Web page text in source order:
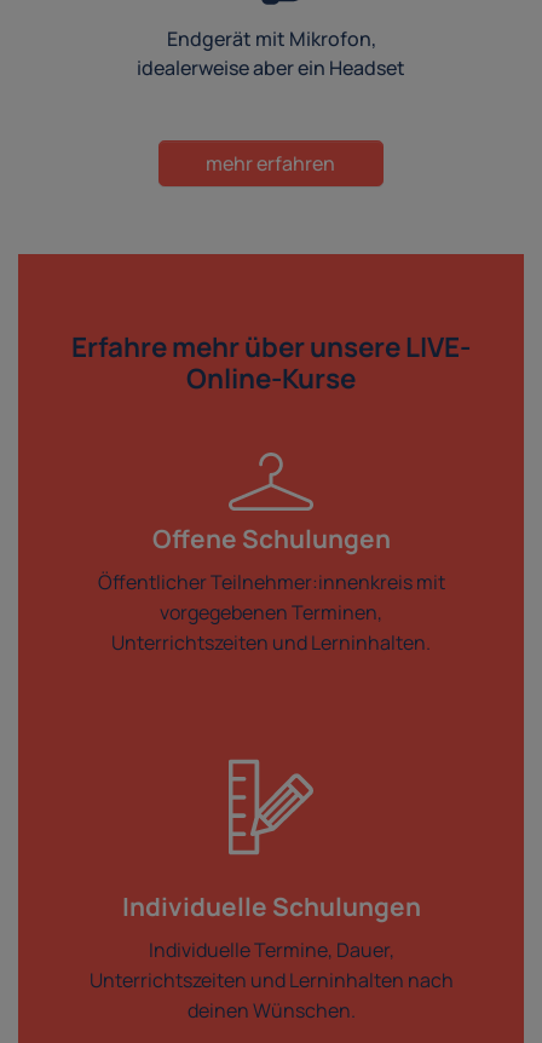
Endgerät mit Mikrofon,
idealerweise aber ein Headset
mehr erfahren
Erfahre mehr überunsere LIVE-
Online-Kurse
Offene Schulungen
Öffentlicher Teilnehmer:innenkreis mit
vorgegebenen Terminen,
Unterrichtszeiten und Lerninhalten.
Individuelle Schulungen
Individuelle Termine, Dauer,
Unterrichtszeiten und Lerninhalten nach
deinen Wünschen.